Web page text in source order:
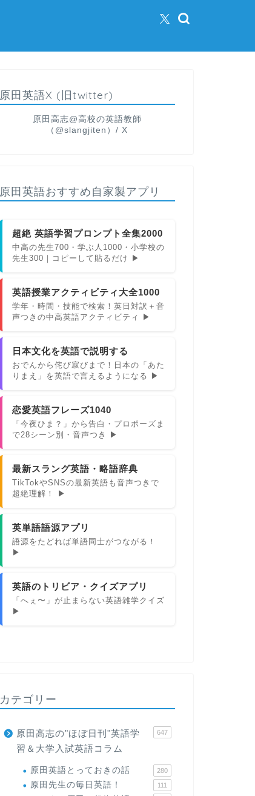
原田英語X (旧twitter)
原田高志@高校の英語教師
（@slangjiten）/ X
原田英語おすすめ自家製アプリ
超絶 英語学習プロンプト全集2000
中高の先生700・学ぶ人1000・小学校の
先生300｜コピーして貼るだけ ▶
英語授業アクティビティ大全1000
学年・時間・技能で検索！英日対訳＋音
声つきの中高英語アクティビティ ▶
日本文化を英語で説明する
おでんから侘び寂びまで！日本の「あた
りまえ」を英語で言えるようになる ▶
恋愛英語フレーズ1040
「今夜ひま？」から告白・プロポーズま
で28シーン別・音声つき ▶
最新スラング英語・略語辞典
TikTokやSNSの最新英語も音声つきで
超絶理解！ ▶
英単語語源アプリ
語源をたどれば単語同士がつながる！
▶
英語のトリビア・クイズアプリ
「へぇ〜」が止まらない英語雑学クイズ
▶
カテゴリー
原田高志の"ほぼ日刊"英語学
習＆大学入試英語コラム
647
原田英語とっておきの話 280
原田先生の毎日英語！ 111